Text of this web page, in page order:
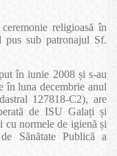
religioasă în
sub patronajul Sf.
în iunie 2008 și s-au
în luna decembrie anul
127818-C2), are
de ISU Galați și
cu normele de igienă și
Sănătate Publică a